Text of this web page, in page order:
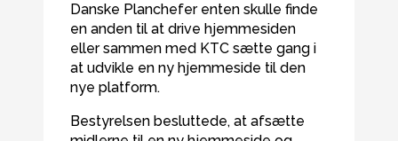
Danske Planchefer enten skulle finde
en anden til at drive hjemmesiden
eller sammen med KTC sætte gang i
at udvikle en ny hjemmeside til den
nye platform.
Bestyrelsen besluttede, at afsætte